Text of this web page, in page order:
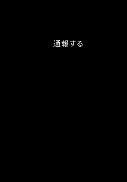
通報する